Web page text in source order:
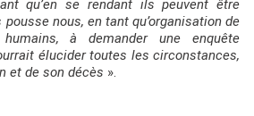
qu’en se rendant ils peuvent être
pousse nous, en tant qu’organisation de
à demander une enquête
élucider toutes les circonstances,
et de son décès ».